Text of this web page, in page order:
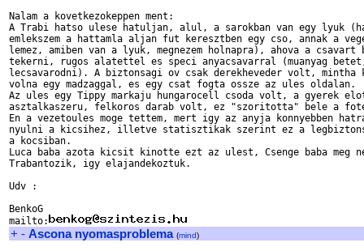
Nalam a kovetkezokeppen ment:
A Trabi hatso ulese hatuljan, alul, a sarokban van egy lyuk
emlekszem a hattamla aljan fut keresztben egy cso, annak a
lemez, amiben van a lyuk, megnezem holnapra), ahova a csavart
tekerni, rugos alatettel es speci anyacsavarral (muanyag betet,
lecsavarodni). A biztonsagi ov csak derekheveder volt, mintha
volna egy madzaggal, es egy csat fogta ossze az ules oldalan.
Az ules egy Tippy markaju hungarocell csoda volt, a gyerek
asztalkaszeru, felkoros darab volt, ez "szoritotta" bele a
En a vezetoules moge tettem, mert igy az anyja konnyebben
nyulni a kicsihez, illetve statisztikak szerint ez a
a kocsiban.
Luca baba azota kicsit kinotte ezt az ulest, Csenge baba meg
Trabantozik, igy elajandekoztuk.
Udv :
BenkoG
mailto:
+ - Ascona nyomasproblema (mind)